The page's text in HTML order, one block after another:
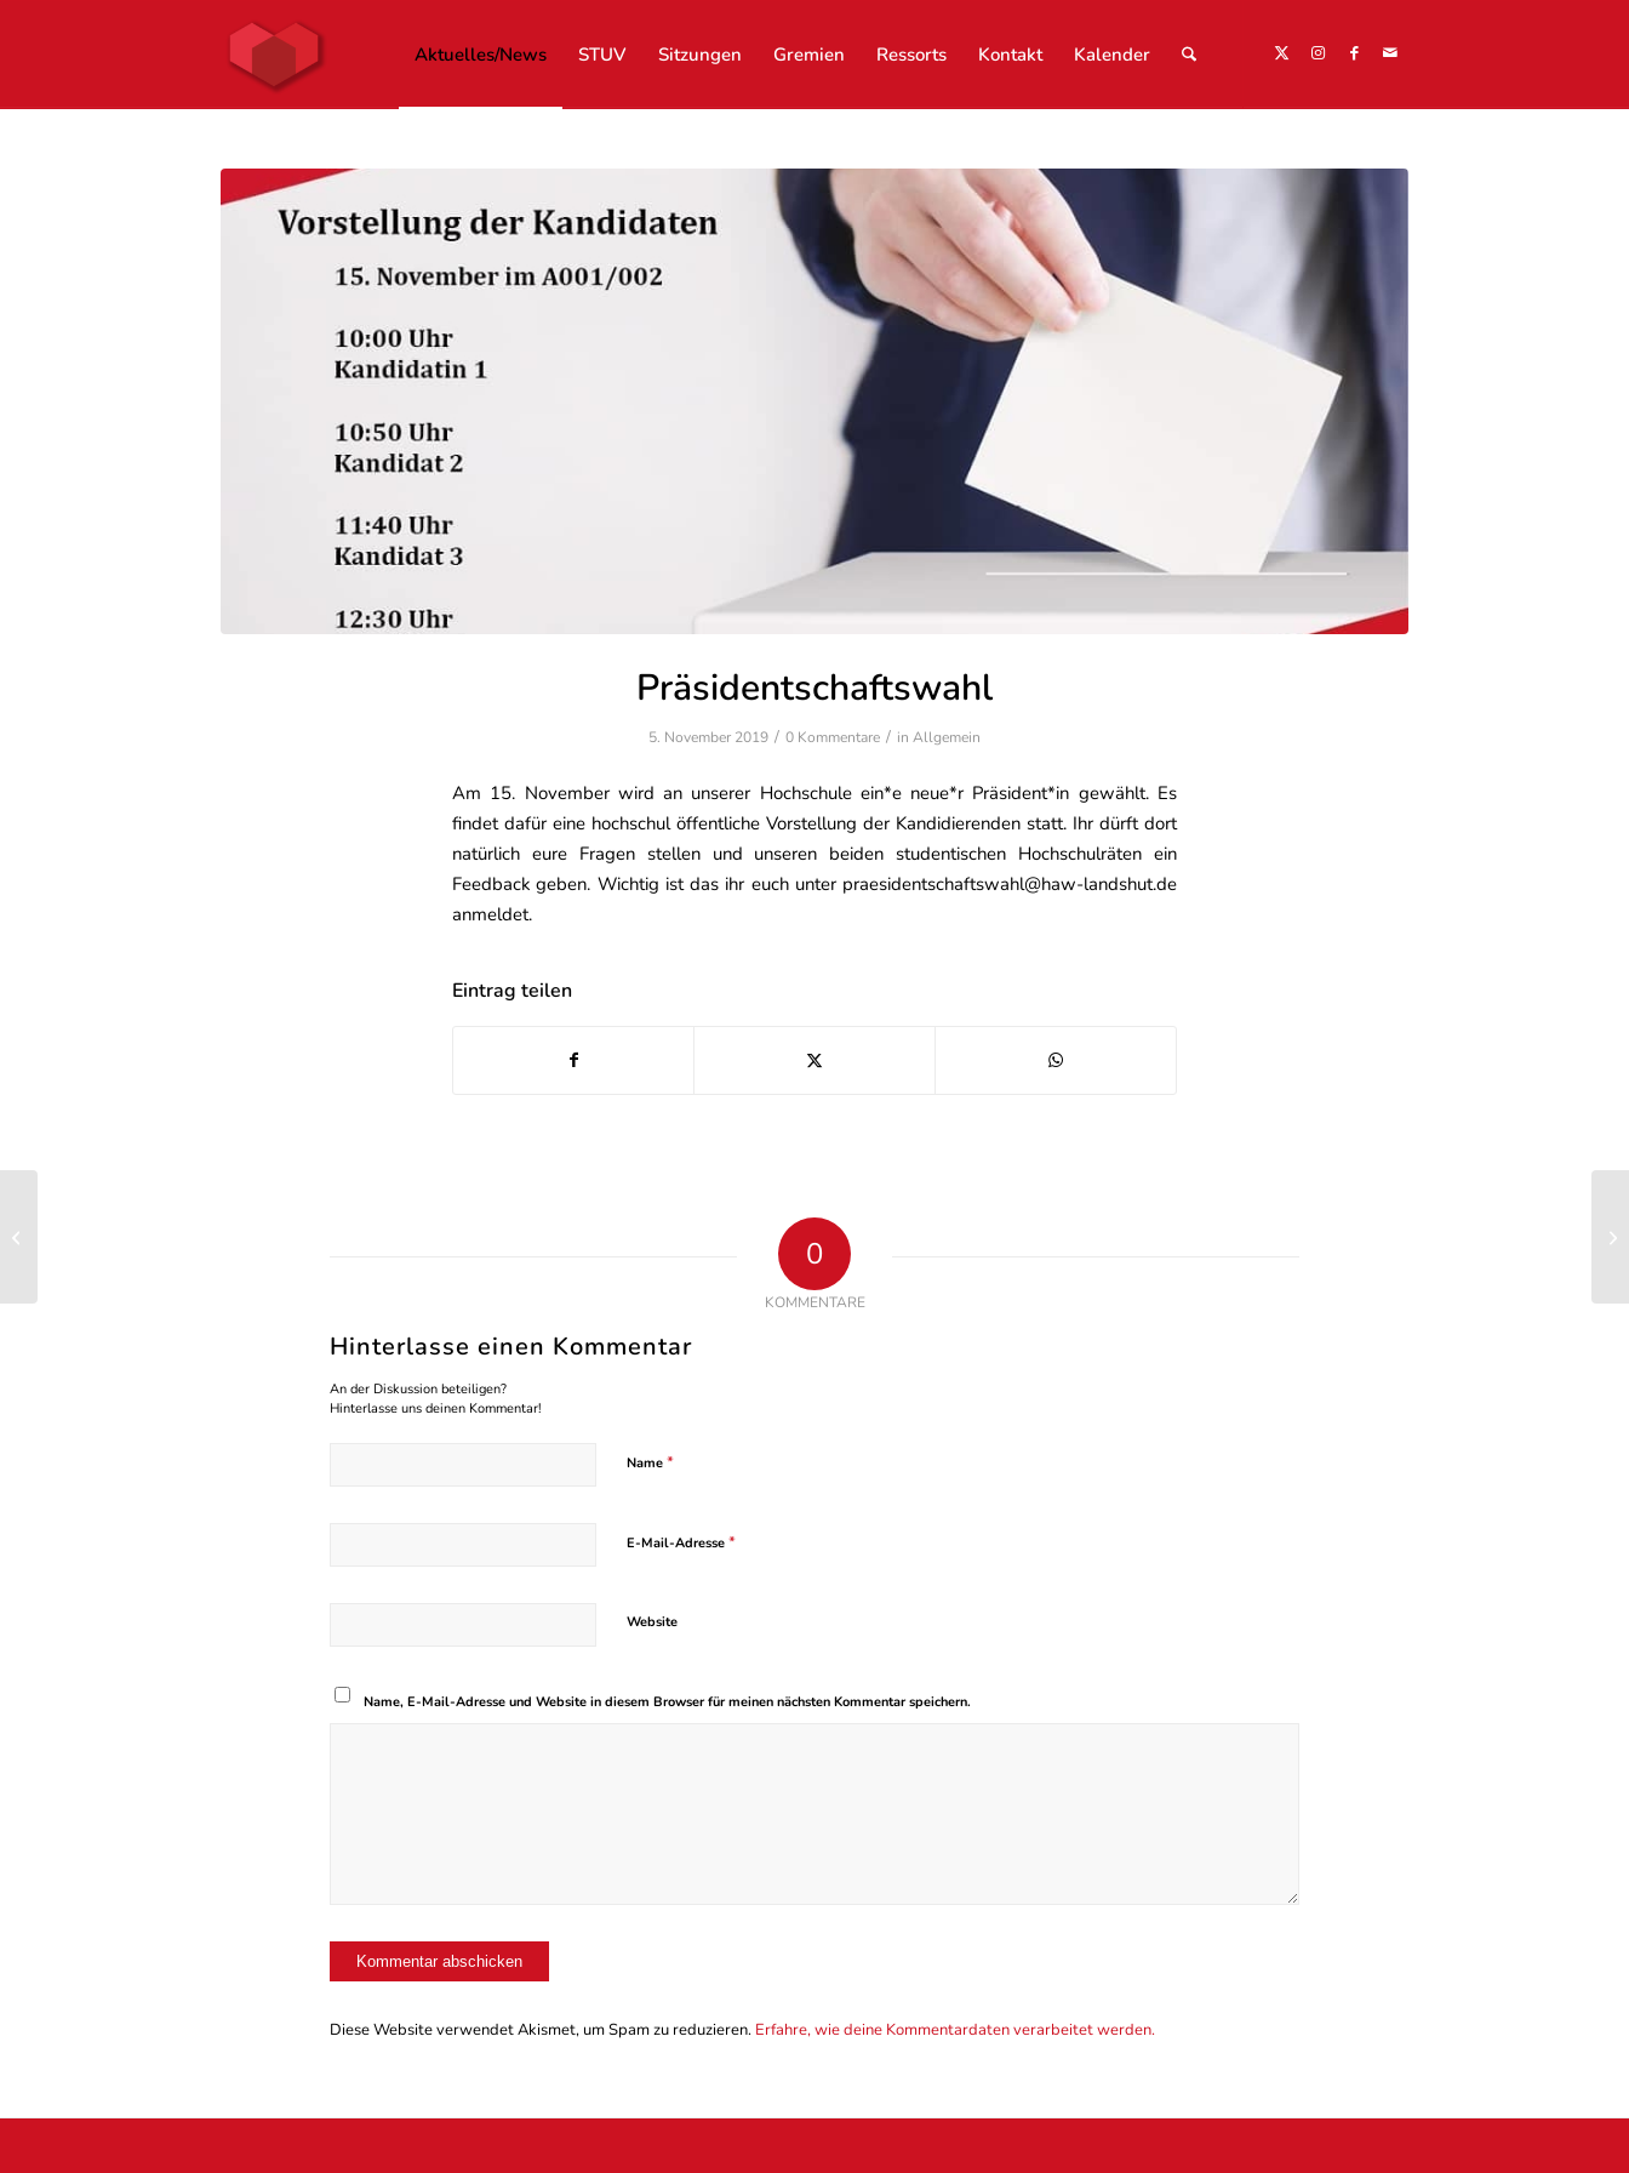
Aktuelles/News STUV Sitzungen Gremien Ressorts Kontakt Kalender
Präsidentschaftswahl
5. November 2019 / 0 Kommentare / in Allgemein
Am 15. November wird an unserer Hochschule ein*e neue*r Präsident*in gewählt. Es
findet dafür eine hochschul öffentliche Vorstellung der Kandidierenden statt. Ihr dürft dort
natürlich eure Fragen stellen und unseren beiden studentischen Hochschulräten ein
Feedback geben. Wichtig ist das ihr euch unter praesidentschaftswahl@haw-landshut.de
anmeldet.
Eintrag teilen
0
KOMMENTARE
Hinterlasse einen Kommentar
An der Diskussion beteiligen?
Hinterlasse uns deinen Kommentar!
Name *
E-Mail-Adresse *
Website
Name, E-Mail-Adresse und Website in diesem Browser für meinen nächsten Kommentar speichern.
Diese Website verwendet Akismet, um Spam zu reduzieren. Erfahre, wie deine Kommentardaten verarbeitet werden.